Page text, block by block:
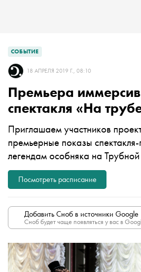
СОБЫТИЕ
18 АПРЕЛЯ 2019 Г., 08:10
Премьера
спектакля «На
Приглашаем участников
премьерные показы
легендам особняка на
Посмотреть расписание
Добавить Сноб в источники Google
Сноб будет чаще появляться у вас в